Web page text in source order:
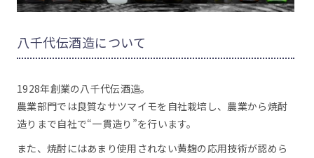
八千代伝酒造について
1928年創業の八千代伝酒造。
農業部門では良質なサツマイモを自社栽培し、農業から焼酎
造りまで自社で“一貫造り”を行います。
また、焼酎にはあまり使用されない黄麹の応用技術が認めら